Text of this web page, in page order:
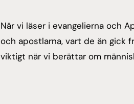
När vi läser i evangelierna och
och apostlarna, vart de än gick
viktigt när vi berättar om